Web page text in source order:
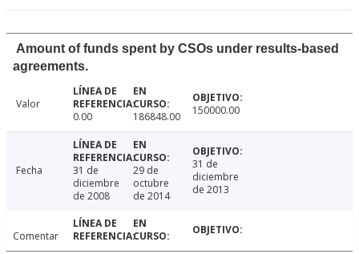
Amount of funds spent by CSOs under results-based
agreements.
Valor
0.00
186848.00 150000.00
Fecha
31 de
diciembre
de 2008
29 de
octubre
de 2014
31 de
diciembre
de 2013
Comentar